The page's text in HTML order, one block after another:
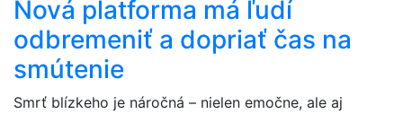
Nová platforma má ľudí
odbremeniť a dopriať čas na
smútenie
Smrť blízkeho je náročná – nielen emočne, ale aj